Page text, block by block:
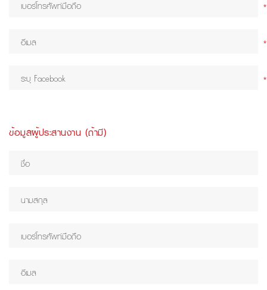
*
*
*
ข้อมูลผู้ประสานงาน (ถ้ามี)